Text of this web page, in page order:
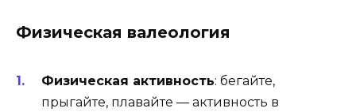
Физическая валеология
Физическая активность: бегайте,
прыгайте, плавайте — активность в